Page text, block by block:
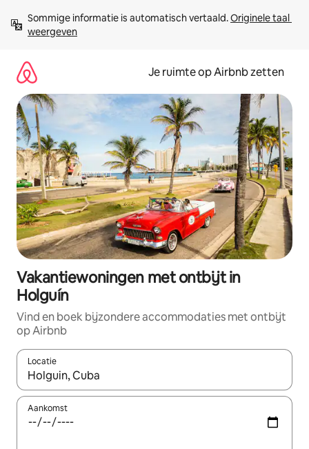
direct
naar
Sommige informatie is automatisch vertaald. Originele taal
weergeven
Je ruimte op Airbnb zetten
Vakantiewoningen met ontbijt in
Holguín
Vind en boek bijzondere accommodaties met ontbijt
op Airbnb
Locatie
Wanneer er suggesties beschikbaar zijn, maak je een keuze
Aankomst